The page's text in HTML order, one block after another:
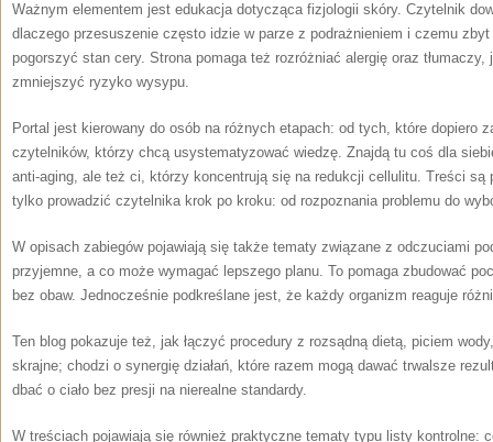
Ważnym elementem jest edukacja dotycząca fizjologii skóry. Czytelnik
dlaczego przesuszenie często idzie w parze z podrażnieniem i czemu
pogorszyć stan cery. Strona pomaga też rozróżniać alergię oraz
zmniejszyć ryzyko wysypu.
Portal jest kierowany do osób na różnych etapach: od tych, które dopiero
czytelników, którzy chcą usystematyzować wiedzę. Znajdą tu coś dla
anti-aging, ale też ci, którzy koncentrują się na redukcji cellulitu. Treści
tylko prowadzić czytelnika krok po kroku: od rozpoznania problemu do
W opisach zabiegów pojawiają się także tematy związane z odczuciami
przyjemne, a co może wymagać lepszego planu. To pomaga zbudować
bez obaw. Jednocześnie podkreślane jest, że każdy organizm reaguje
Ten blog pokazuje też, jak łączyć procedury z rozsądną dietą, piciem
skrajne; chodzi o synergię działań, które razem mogą dawać trwalsze
dbać o ciało bez presji na nierealne standardy.
W treściach pojawiają się również praktyczne tematy typu listy kontrolne: